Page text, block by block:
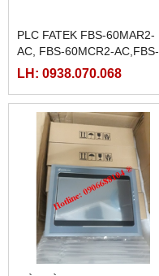
PLC FATEK FBS-60MAR2-
AC, FBS-60MCR2-AC,FBS-
60MAT2-AC, FBS-60MCT2-
LH: 0938.070.068